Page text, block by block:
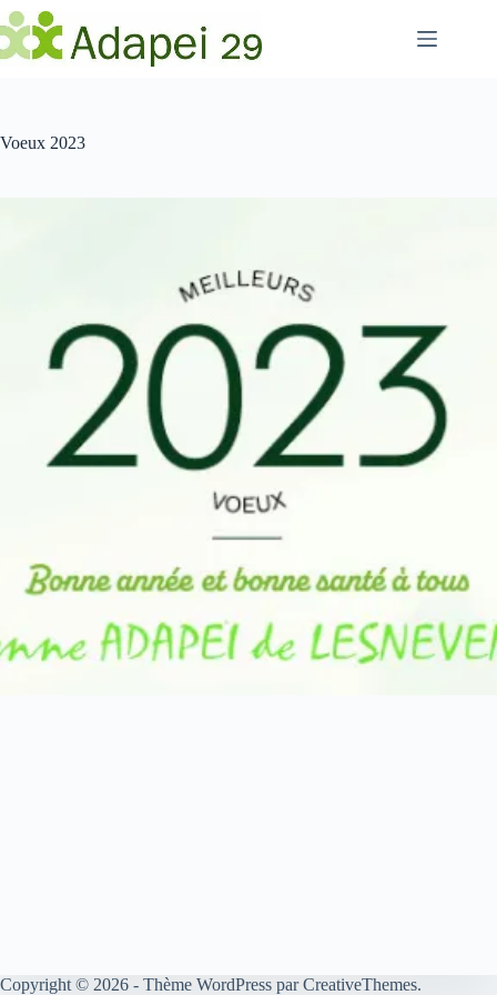
Passer
au
contenu
Voeux 2023
Copyright © 2026 - Thème WordPress parCreativeThemes.